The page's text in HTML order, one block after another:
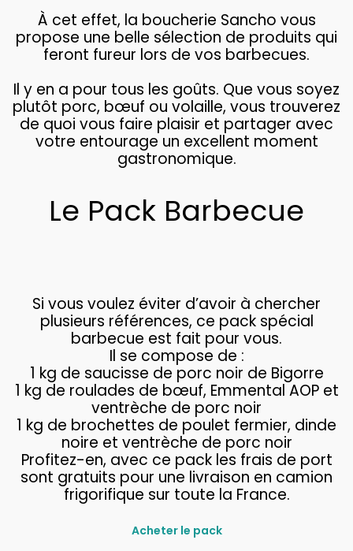
À cet effet, la boucherie Sancho vous
propose une belle sélection de produits qui
feront fureur lors de vos barbecues.
Il y en a pour tous les goûts. Que vous soyez
plutôt porc, bœuf ou volaille, vous trouverez
de quoi vous faire plaisir et partager avec
votre entourage un excellent moment
gastronomique.
Le Pack Barbecue
Si vous voulez éviter d’avoir à chercher
plusieurs références, ce pack spécial
barbecue est fait pour vous.
Il se compose de :
1 kg de saucisse de porc noir de Bigorre
1 kg de roulades de bœuf, Emmental AOP et
ventrèche de porc noir
1 kg de brochettes de poulet fermier, dinde
noire et ventrèche de porc noir
Profitez-en, avec ce pack les frais de port
sont gratuits pour une livraison en camion
frigorifique sur toute la France.
Acheter le pack